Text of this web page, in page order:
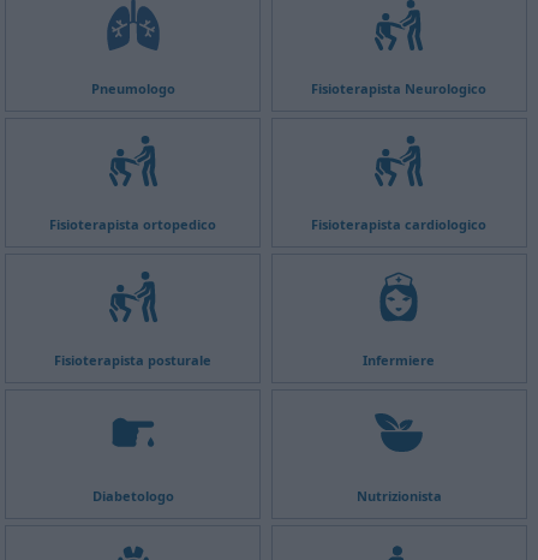
Pneumologo Fisioterapista Neurologico
Fisioterapista ortopedico Fisioterapista cardiologico
Fisioterapista posturale Infermiere
Diabetologo Nutrizionista